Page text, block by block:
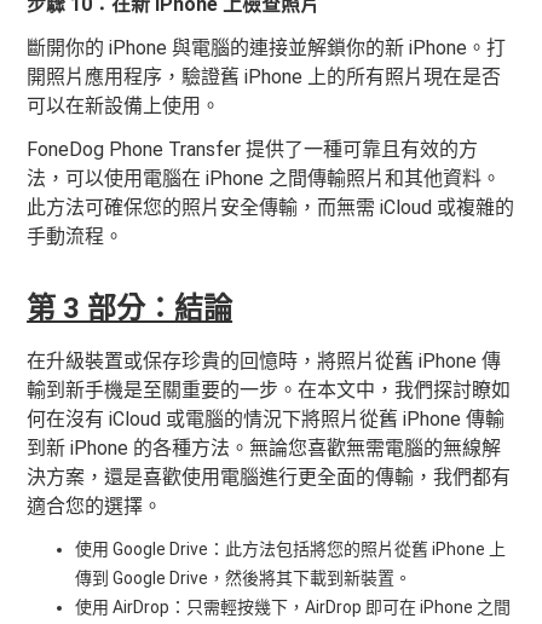
斷開你的 iPhone 與電腦的連接並解鎖你的新 iPhone。打
開照片應用程序，驗證舊 iPhone 上的所有照片現在是否
可以在新設備上使用。
FoneDog Phone Transfer 提供了一種可靠且有效的方
法，可以使用電腦在 iPhone 之間傳輸照片和其他資料。
此方法可確保您的照片安全傳輸，而無需 iCloud 或複雜的
手動流程。
第 3 部分：結論
在升級裝置或保存珍貴的回憶時，將照片從舊 iPhone 傳
輸到新手機是至關重要的一步。在本文中，我們探討瞭如
何在沒有 iCloud 或電腦的情況下將照片從舊 iPhone 傳輸
到新 iPhone 的各種方法。無論您喜歡無需電腦的無線解
決方案，還是喜歡使用電腦進行更全面的傳輸，我們都有
適合您的選擇。
使用 Google Drive：此方法包括將您的照片從舊 iPhone 上
傳到 Google Drive，然後將其下載到新裝置。
使用 AirDrop：只需輕按幾下，AirDrop 即可在 iPhone 之間